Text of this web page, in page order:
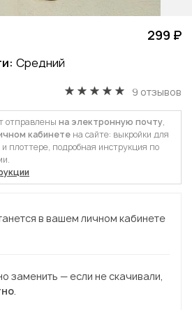
299 ₽
Средний
9 отзывов
отправлены на электронную почту,
кабинете на сайте: выкройки для
плоттере, подробная инструкция по
в вашем личном кабинете
заменить — если не скачивали,
.